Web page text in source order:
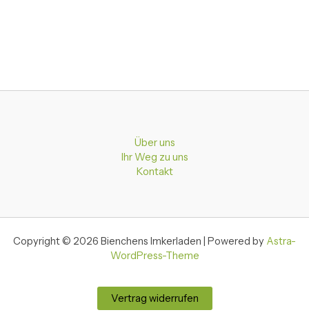
Über uns
Ihr Weg zu uns
Kontakt
Copyright © 2026 Bienchens Imkerladen | Powered by Astra-
WordPress-Theme
Vertrag widerrufen